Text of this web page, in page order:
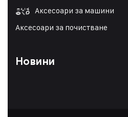
Аксесоари за машини
Аксесоари за почистване
Новини